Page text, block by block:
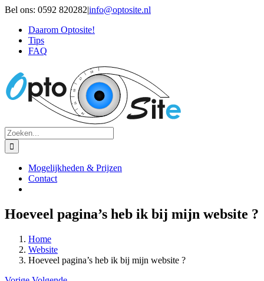
Ga
inhoud
Bel ons: 0592 820282|info@optosite.nl
Daarom Optosite!
Tips
FAQ
Zoeken
naar:
Mogelijkheden & Prijzen
Contact
Hoeveel pagina’s heb ik bij mijn website ?
Home
Website
Hoeveel pagina’s heb ik bij mijn website ?